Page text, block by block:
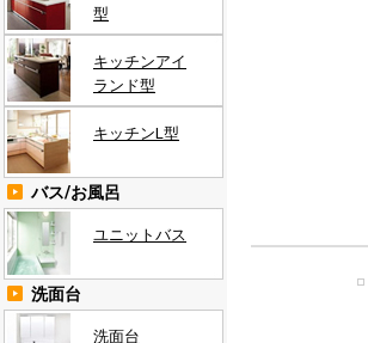
型
キッチンアイ
ランド型
キッチンL型
バス/お風呂
ユニットバス
洗面台
洗面台